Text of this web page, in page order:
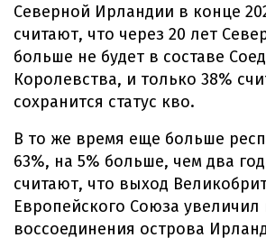
Северной Ирландии в конце
считают, что через 20 лет
больше не будет в составе
Королевства, и только 38%
сохранится статус кво.
В то же время еще больше
63%, на 5% больше, чем два
считают, что выход
Европейского Союза увеличил
воссоединения острова